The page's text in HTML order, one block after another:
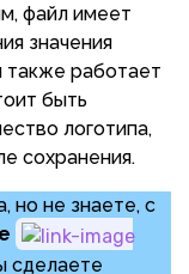
файл имеет
значения
также работает
быть
логотипа,
сохранения.
но не знаете, с
сделаете